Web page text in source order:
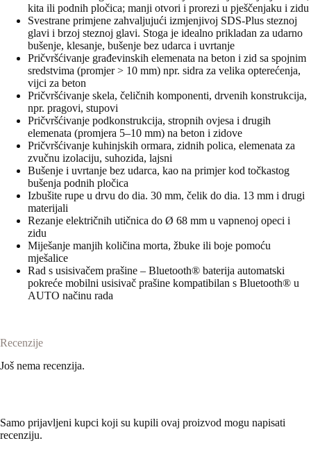
kita ili podnih pločica; manji otvori i prorezi u pješčenjaku i zidu
Svestrane primjene zahvaljujući izmjenjivoj SDS-Plus steznoj
glavi i brzoj steznoj glavi. Stoga je idealno prikladan za udarno
bušenje, klesanje, bušenje bez udarca i uvrtanje
Pričvršćivanje građevinskih elemenata na beton i zid sa spojnim
sredstvima (promjer > 10 mm) npr. sidra za velika opterećenja,
vijci za beton
Pričvršćivanje skela, čeličnih komponenti, drvenih konstrukcija,
npr. pragovi, stupovi
Pričvršćivanje podkonstrukcija, stropnih ovjesa i drugih
elemenata (promjera 5–10 mm) na beton i zidove
Pričvršćivanje kuhinjskih ormara, zidnih polica, elemenata za
zvučnu izolaciju, suhozida, lajsni
Bušenje i uvrtanje bez udarca, kao na primjer kod točkastog
bušenja podnih pločica
Izbušite rupe u drvu do dia. 30 mm, čelik do dia. 13 mm i drugi
materijali
Rezanje električnih utičnica do Ø 68 mm u vapnenoj opeci i
zidu
Miješanje manjih količina morta, žbuke ili boje pomoću
mješalice
Rad s usisivačem prašine – Bluetooth® baterija automatski
pokreće mobilni usisivač prašine kompatibilan s Bluetooth® u
AUTO načinu rada
Recenzije
Još nema recenzija.
Samo prijavljeni kupci koji su kupili ovaj proizvod mogu napisati
recenziju.